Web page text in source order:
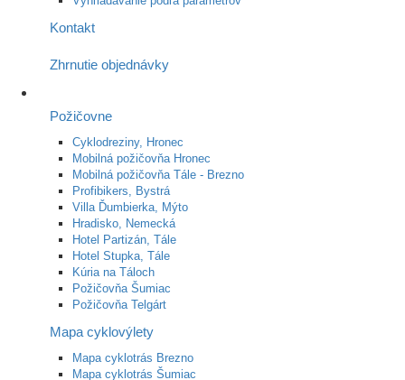
Kontakt
Zhrnutie objednávky
Požičovne
Cyklodreziny, Hronec
Mobilná požičovňa Hronec
Mobilná požičovňa Tále - Brezno
Profibikers, Bystrá
Villa Ďumbierka, Mýto
Hradisko, Nemecká
Hotel Partizán, Tále
Hotel Stupka, Tále
Kúria na Táloch
Požičovňa Šumiac
Požičovňa Telgárt
Mapa cyklovýlety
Mapa cyklotrás Brezno
Mapa cyklotrás Šumiac